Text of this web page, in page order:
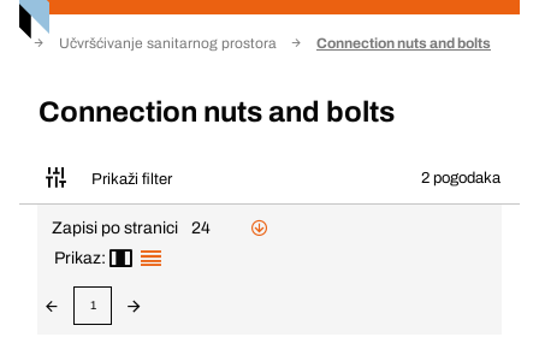
Učvršćivanje sanitarnog prostora Connection nuts and bolts
Connection nuts and bolts
Prikaži filter 2 pogodaka
Zapisi po stranici
24
Prikaz:
1